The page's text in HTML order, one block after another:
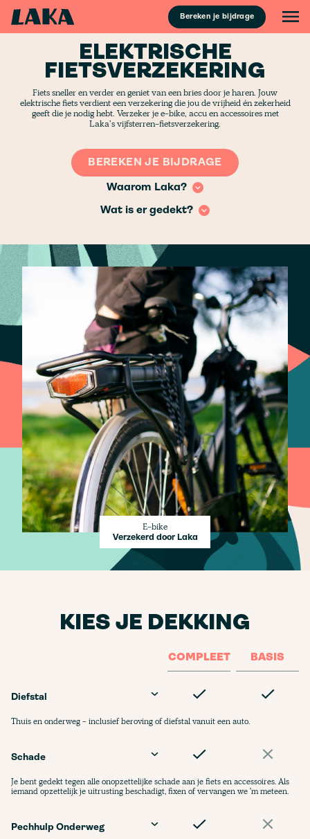
Bereken je bijdrage
E-bike
Verzekerd door Laka
ELEKTRISCHE
FIETSVERZEKERING
Fiets sneller en verder en geniet van een bries door je haren. Jouw
elektrische fiets verdient een verzekering die jou de vrijheid én zekerheid
geeft die je nodig hebt. Verzeker je e-bike, accu en accessoires met
Laka’s vijfsterren-fietsverzekering.
BEREKEN JE BIJDRAGE
Waarom Laka?
Wat is er gedekt?
KIES JE DEKKING
COMPLEET BASIS
Diefstal
Thuis en onderweg - inclusief beroving of diefstal vanuit een auto.
Schade
Je bent gedekt tegen alle onopzettelijke schade aan je fiets en accessoires. Als
iemand opzettelijk je uitrusting beschadigt, fixen of vervangen we 'm meteen.
Pechhulp Onderweg